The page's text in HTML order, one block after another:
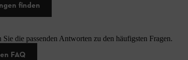
finden
die passenden Antworten zu den häufigsten Fragen.
FAQ